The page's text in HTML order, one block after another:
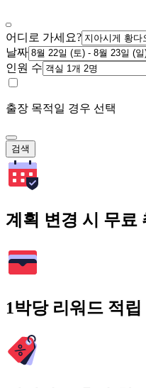
어디로 가세요?
날짜
인원 수
출장 목적일 경우 선택
검색
계획 변경 시 무료
1박당 리워드 적립